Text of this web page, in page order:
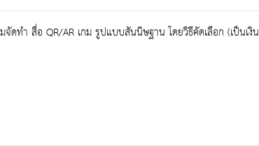
ดทำ สื่อ QR/AR เกม รูปแบบสันนิษฐาน โดยวิธีคัดเลือก (เป็นเงิน